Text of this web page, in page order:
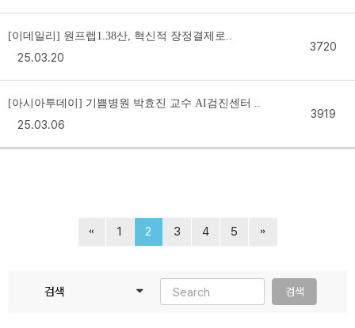
[이데일리] 원프렙1.38산, 혁신적 장정결제로..
25.03.20
3720
[아시아투데이] 기쁨병원 박효진 교수 AI검진센터 ..
25.03.06
3919
1 2 3 4 5
검색 검색